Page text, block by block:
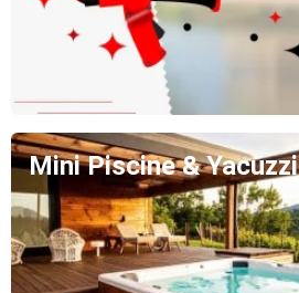
Mini Piscine & Yacuzzi